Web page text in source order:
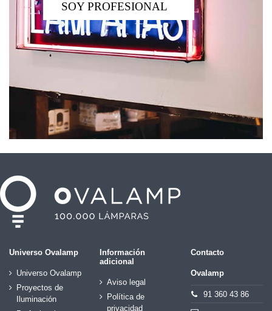
SOY PROFESIONAL
Universo Ovalamp
Universo Ovalamp
Proyectos de
Iluminación
Información
adicional
Aviso legal
Política de
privacidad
Contacto
Ovalamp
91 360 43 86